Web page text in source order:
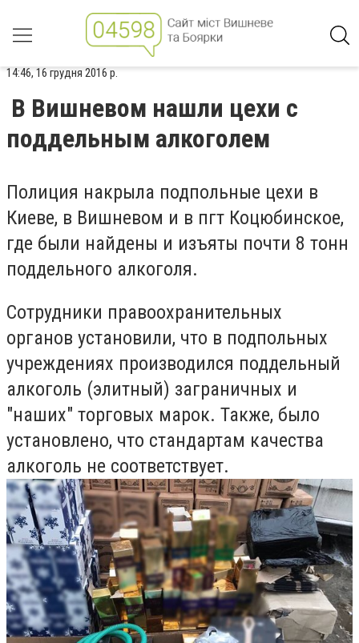
14:46, 16 грудня 2016 р.
В Вишневом нашли цехи с
поддельным алкоголем
Полиция накрыла подпольные цехи в
Киеве, в Вишневом и в пгт Коцюбинское,
где были найдены и изъяты почти 8 тонн
поддельного алкоголя.
Сотрудники правоохранительных
органов установили, что в подпольных
учреждениях производился поддельный
алкоголь (элитный) заграничных и
"наших" торговых марок. Также, было
установлено, что стандартам качества
алкоголь не соответствует.